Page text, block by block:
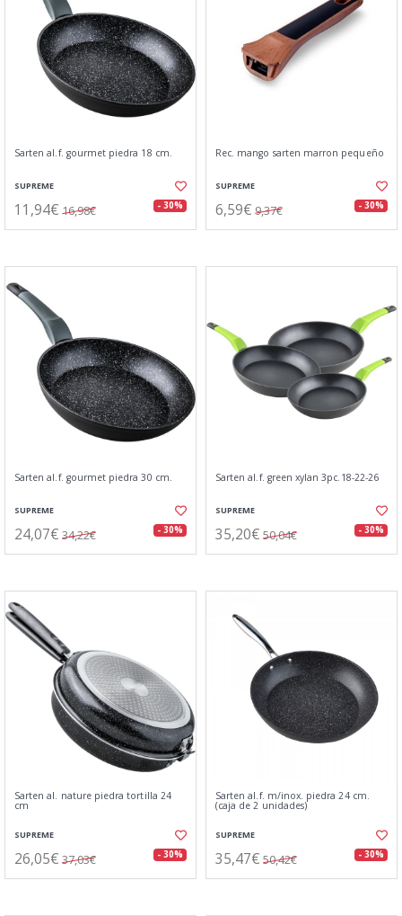
Sarten al.f. gourmet piedra 18 cm.
SUPREME
11,94€ 16,98€ - 30%
Rec. mango sarten marron pequeño
SUPREME
6,59€ 9,37€ - 30%
Sarten al.f. gourmet piedra 30 cm.
SUPREME
24,07€ 34,22€ - 30%
Sarten al.f. green xylan 3pc.18-22-26
SUPREME
35,20€ 50,04€ - 30%
Sarten al. nature piedra tortilla 24
cm
SUPREME
26,05€ 37,03€ - 30%
Sarten al.f. m/inox. piedra 24 cm.
(caja de 2 unidades)
SUPREME
35,47€ 50,42€ - 30%